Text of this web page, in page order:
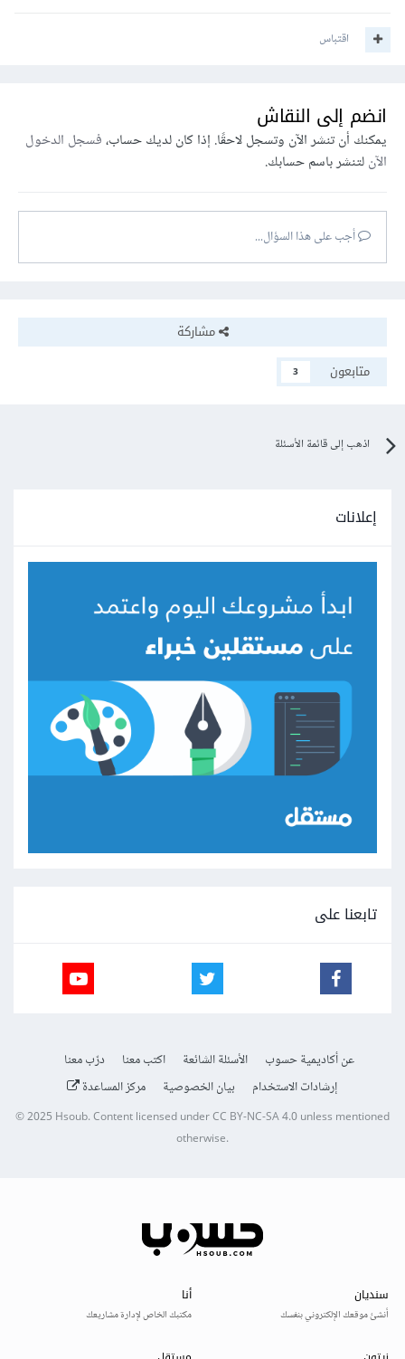
اقتباس
انضم إلى النقاش
يمكنك أن تنشر الآن وتسجل لاحقًا. إذا كان لديك حساب،فسجل الدخول
الآنلتنشر باسم حسابك.
أجب على هذا السؤال...
مشاركة
متابعون
3
اذهب إلى قائمة الأسئلة
إعلانات
تابعنا على
عن أكاديمية حسوب الأسئلة الشائعة اكتب معنا
درّب معنا
إرشادات الاستخدام
بيان الخصوصية مركز المساعدة
© 2025Hsoub.Content licensed underCC BY-NC-SA 4.0unless mentioned
otherwise.